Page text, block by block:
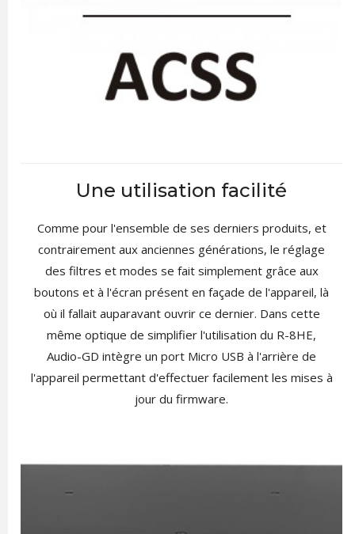
Une utilisation facilité
Comme pour l'ensemble de ses derniers produits, et
contrairement aux anciennes générations, le réglage
des filtres et modes se fait simplement grâce aux
boutons et à l'écran présent en façade de l'appareil, là
où il fallait auparavant ouvrir ce dernier. Dans cette
même optique de simplifier l'utilisation du R-8HE,
Audio-GD intègre un port Micro USB à l'arrière de
l'appareil permettant d'effectuer facilement les mises à
jour du firmware.